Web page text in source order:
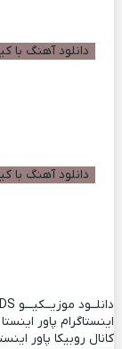
دانلود آهنگ با
دانلود آهنگ با
دانلــود موزیــکیـــو
اینستاگرام پاور اینستا
کانال روبیکا پاور